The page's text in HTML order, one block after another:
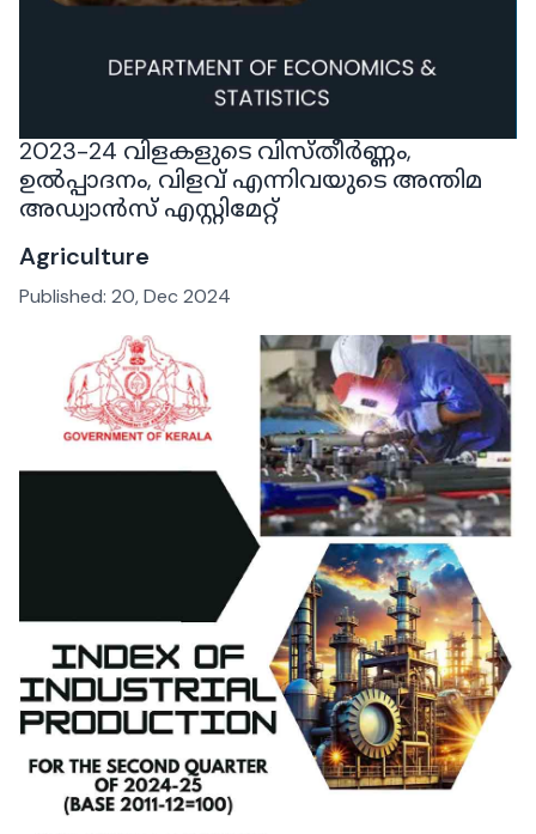
2023-24 വിളകളുടെ വിസ്തീർണ്ണം,
ഉൽപ്പാദനം, വിളവ് എന്നിവയുടെ അന്തിമ
അഡ്വാൻസ് എസ്റ്റിമേറ്റ്
Agriculture
Published: 20, Dec 2024